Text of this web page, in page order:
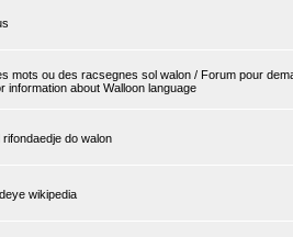
mots ou des racsegnes sol walon / Forum pour
information about Walloon language
do walon
wikipedia